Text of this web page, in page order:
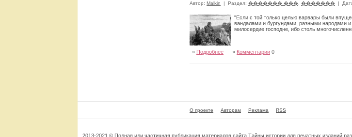
Автор: Malkin | Раздел: ������� ��� ������� |
"Если с той только целью варвары были
вандалами и бургундами, разными народами
милосердие господне, ибо столь
» Подробнее » Комментарии 0
О проекте Авторам Реклама RSS
2013-2021 © Полная или частичная публикация материалов сайта Тайны истории для печатных изданий